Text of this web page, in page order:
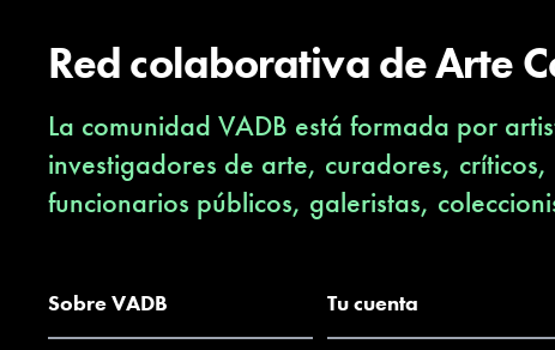
Red colaborativa de Arte
La comunidad VADB está formada por
investigadores de arte, curadores,
funcionarios públicos, galeristas,
Sobre VADB Tu cuenta